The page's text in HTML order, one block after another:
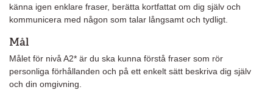
känna igen enklare fraser, berätta kortfattat om dig själv och
kommunicera med någon som talar långsamt och tydligt.
Mål
Målet för nivå A2* är du ska kunna förstå fraser som rör
personliga förhållanden och på ett enkelt sätt beskriva dig själv
och din omgivning.